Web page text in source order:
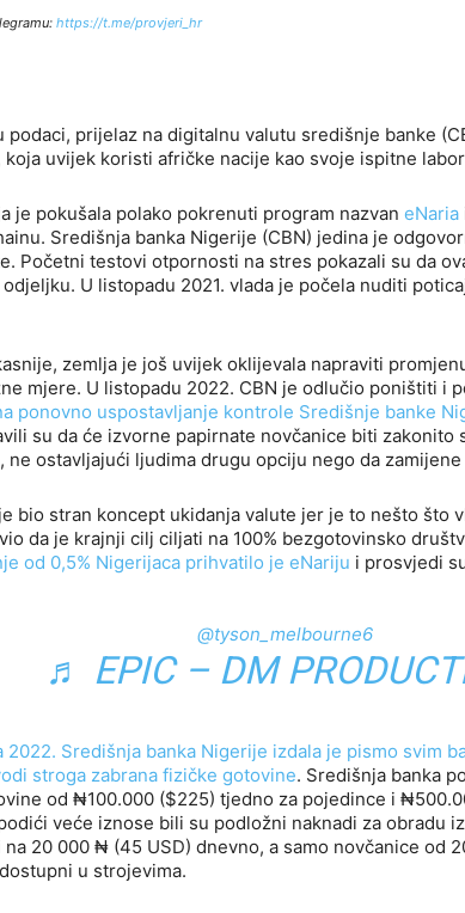
https://t.me/provjeri_hr
podaci, prijelaz na digitalnu valutu središnje banke
koja uvijek koristi afričke nacije kao svoje ispitne
je pokušala polako pokrenuti program nazvan eNaria
Središnja banka Nigerije (CBN) jedina je
Početni testovi otpornosti na stres pokazali su da
U listopadu 2021. vlada je počela nuditi
zemlja je još uvijek oklijevala napraviti
mjere. U listopadu 2022. CBN je odlučio poništiti i
ponovno uspostavljanje kontrole Središnje banke
su da će izvorne papirnate novčanice biti zakonito
ne ostavljajući ljudima drugu opciju nego da
bio stran koncept ukidanja valute jer je to nešto što
da je krajnji cilj ciljati na 100% bezgotovinsko
od 0,5% Nigerijaca prihvatilo je eNariju i prosvjedi
@tyson_melbourne6
♬ EPIC – DM
2022. Središnja banka Nigerije izdala je pismo svim
stroga zabrana fizičke gotovine. Središnja banka
od ₦100.000 ($225) tjedno za pojedince i
veće iznose bili su podložni naknadi za obradu
20 000 ₦ (45 USD) dnevno, a samo novčanice od
u strojevima.